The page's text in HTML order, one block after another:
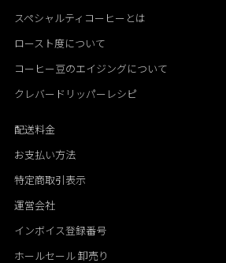
スペシャルティコーヒーとは
ロースト度について
コーヒー豆のエイジングについて
クレバードリッパーレシピ
配送料金
お支払い方法
特定商取引表示
運営会社
インボイス登録番号
ホールセール 卸売り